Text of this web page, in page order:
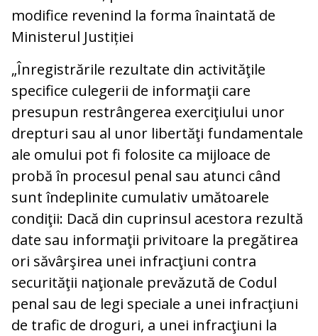
modifice revenind la forma înaintată de
Ministerul Justiției
„Înregistrările rezultate din activităţile
specifice culegerii de informaţii care
presupun restrângerea exerciţiului unor
drepturi sau al unor libertăţi fundamentale
ale omului pot fi folosite ca mijloace de
probă în procesul penal sau atunci când
sunt îndeplinite cumulativ umătoarele
condiţii: Dacă din cuprinsul acestora rezultă
date sau informaţii privitoare la pregătirea
ori săvârşirea unei infracţiuni contra
securităţii naţionale prevăzută de Codul
penal sau de legi speciale a unei infracţiuni
de trafic de droguri, a unei infracţiuni la